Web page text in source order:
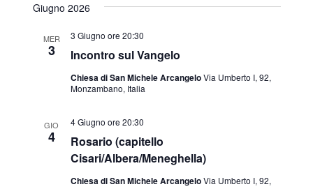
Giugno 2026
MER
3 Incontro sul Vangelo
3 Giugno ore 20:30
Chiesa di San Michele ArcangeloVia Umberto I, 92,
Monzambano, Italia
GIO
4
Rosario (capitello
Cisari/Albera/Meneghella)
4 Giugno ore 20:30
Chiesa di San Michele ArcangeloVia Umberto I, 92,